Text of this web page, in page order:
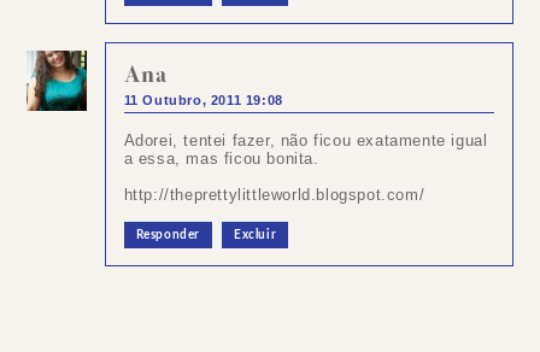
Ana
11 Outubro, 2011 19:08
Adorei, tentei fazer, não ficou exatamente igual
a essa, mas ficou bonita.
http://theprettylittleworld.blogspot.com/
Responder Excluir